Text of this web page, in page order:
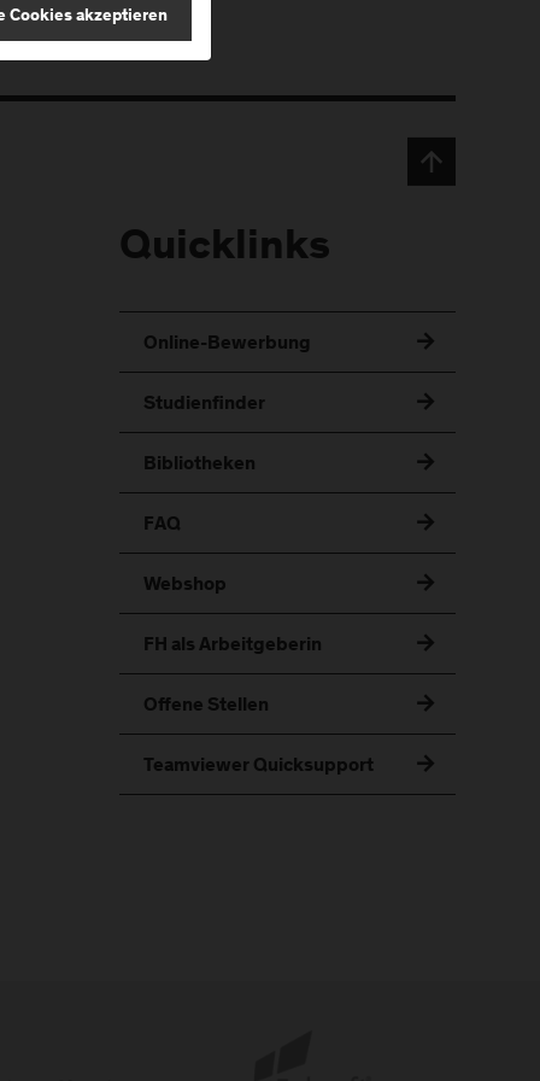
Quicklinks
Online-Bewerbung
Studienfinder
Bibliotheken
FAQ
Webshop
FH als Arbeitgeberin
Offene Stellen
Teamviewer Quicksupport
Cookies akzeptieren